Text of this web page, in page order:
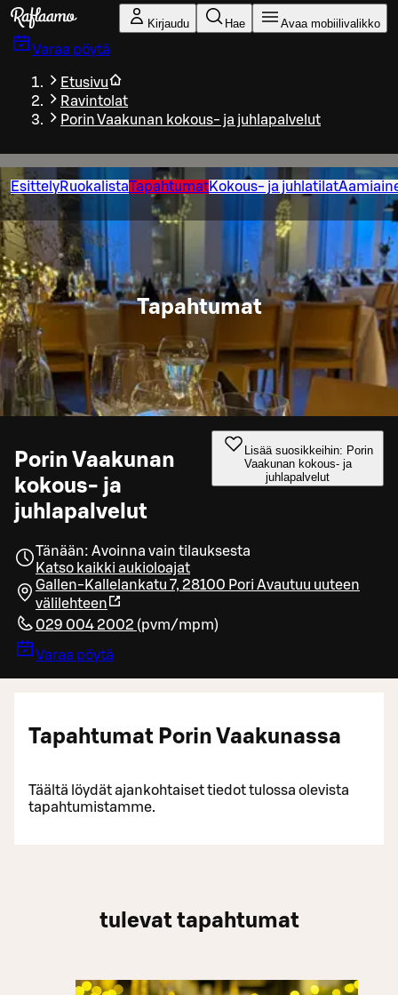
Siirry pääsisältöön
Kirjaudu Hae Avaa mobiilivalikko
Varaa pöytä
Etusivu
Ravintolat
Porin Vaakunan kokous- ja juhlapalvelut
EsittelyRuokalistaTapahtumatKokous- ja juhlatilat
Tapahtumat
Porin Vaakunan
kokous- ja
juhlapalvelut
Lisää suosikkeihin: Porin
Vaakunan kokous- ja
juhlapalvelut
Tänään: Avoinna vain tilauksesta
Katso kaikki aukioloajat
Gallen-Kallelankatu 7, 28100 Pori Avautuu uuteen
välilehteen
029 004 2002 (pvm/mpm)
Varaa pöytä
Tapahtumat Porin Vaakunassa
Täältä löydät ajankohtaiset tiedot tulossa olevista
tapahtumistamme.
tulevat tapahtumat